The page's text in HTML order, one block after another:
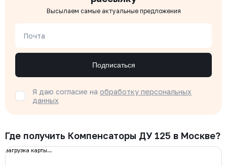
Высылаем самые актуальные предложения
Почта
Подписаться
Я даю согласие на обработку персональных
данных
Где получить Компенсаторы ДУ 125 в Москве?
загрузка карты...